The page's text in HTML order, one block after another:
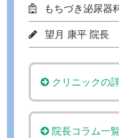
もちづき泌尿器
望月 康平 院長
クリニックの
院長コラム一